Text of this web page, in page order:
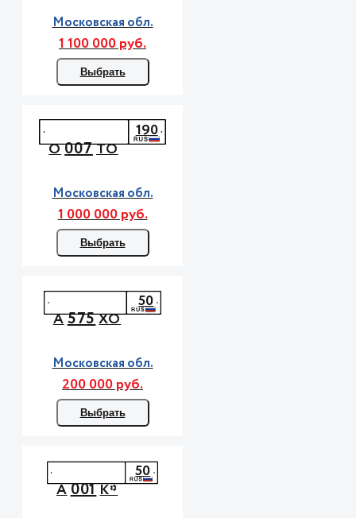
Московская обл.
1 100 000 руб.
Выбрать
О007ТО
190
Московская обл.
1 000 000 руб.
Выбрать
А575ХО
50
Московская обл.
200 000 руб.
Выбрать
А001К*
50